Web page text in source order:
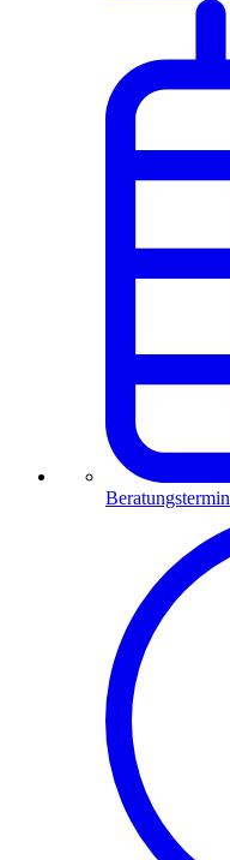
Beratungstermin